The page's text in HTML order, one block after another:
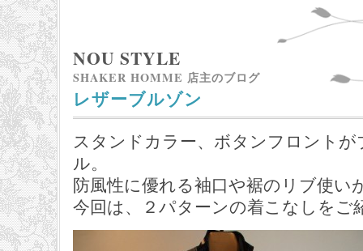
NOU STYLE
SHAKER HOMME 店主のブログ
レザーブルゾン
スタンドカラー、ボタンフロント
ル。
防風性に優れる袖口や裾のリブ使い
今回は、２パターンの着こなしをご